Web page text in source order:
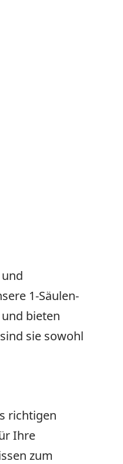
1-Säulen-
bieten
sie sowohl
richtigen
Ihre
zum